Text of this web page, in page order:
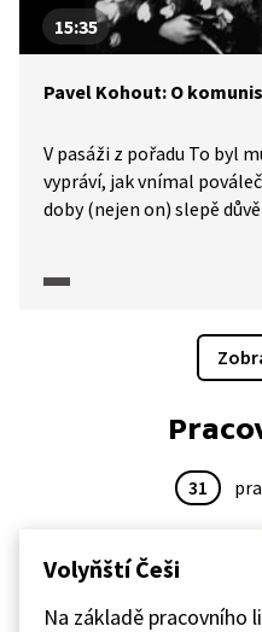
15:35
Pavel Kohout: O
V pasáži z pořadu To byl
vypráví, jak vnímal
doby (nejen on) slepě
které rozdělily světovou
která se později stala
„Chtěli jsme spolu
31
Volyňští Češi
Na základě pracovního